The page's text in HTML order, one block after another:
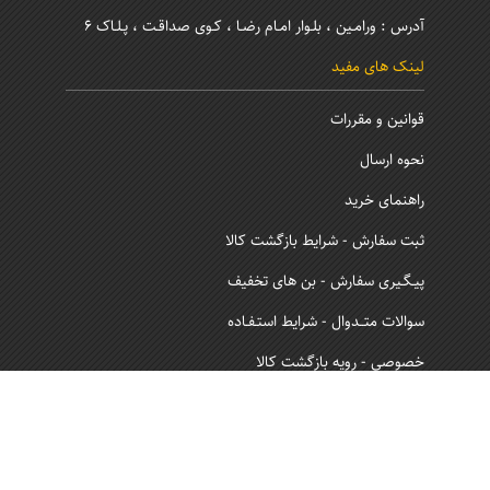
آدرس : ورامـین ، بلـوار امـام رضـا ، کـوی صداقـت ، پـلـاک 6
لینک های مفید
قوانین و مقررات
نحوه ارسال
راهنمای خرید
ثبت سفارش - شرایط بازگشت کالا
پیـگـیری سفارش - بن های تخفیف
سوالات متــدوال - شرایط استـفـاده
خصوصی - رویه بازگشت کالا